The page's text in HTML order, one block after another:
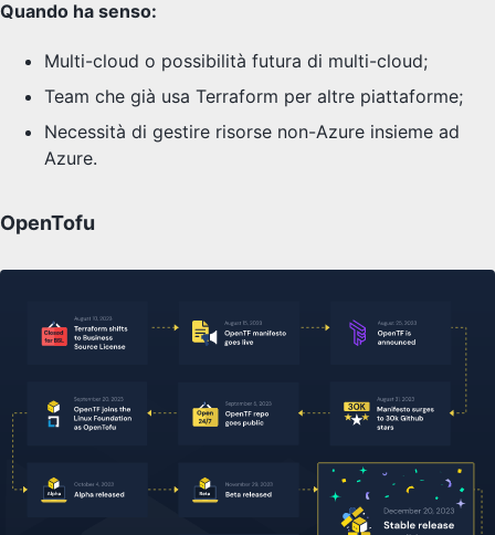
Quando ha senso:
Multi-cloud o possibilità futura di multi-cloud;
Team che già usa Terraform per altre piattaforme;
Necessità di gestire risorse non-Azure insieme ad
Azure.
OpenTofu